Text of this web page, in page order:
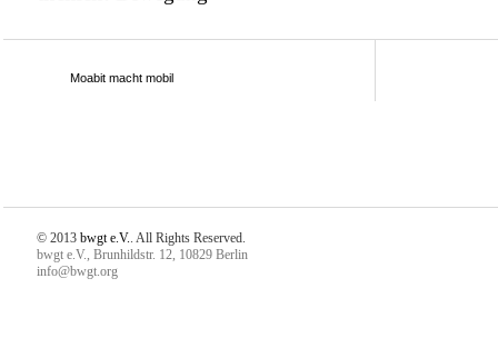
Moabit macht mobil
© 2013 bwgt e.V.. All Rights Reserved.
bwgt e.V., Brunhildstr. 12, 10829 Berlin
info@bwgt.org